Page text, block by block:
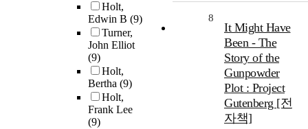
Holt,
Edwin B (9)
Turner,
John Elliot
(9)
Holt,
Bertha (9)
Holt,
Frank Lee
(9)
8
It Might Have
Been - The
Story of the
Gunpowder
Plot : Project
Gutenberg [전
자책]